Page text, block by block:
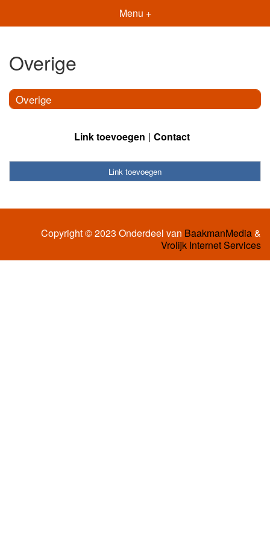
Menu +
Overige
Overige
Link toevoegen Contact
Link toevoegen
Copyright © 2023 Onderdeel van BaakmanMedia&
Vrolijk Internet Services